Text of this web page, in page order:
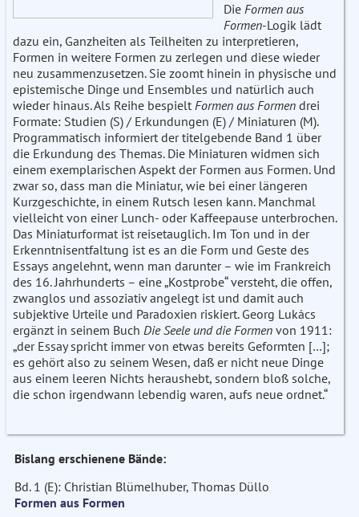
DieFormen aus
Formen-Logik lädt
dazu ein, Ganzheiten als Teilheiten zu interpretieren,
Formen in weitere Formen zu zerlegen und diese wieder
neu zusammenzusetzen. Sie zoomt hinein in physische und
epistemische Dinge und Ensembles und natürlich auch
wieder hinaus. Als Reihe bespielt Formen aus Formen drei
Formate: Studien (S) / Erkundungen (E) / Miniaturen (M).
Programmatisch informiert der titelgebende Band 1 über
die Erkundung des Themas. Die Miniaturen widmen sich
einem exemplarischen Aspekt der Formen aus Formen. Und
zwar so, dass man die Miniatur, wie bei einer längeren
Kurzgeschichte, in einem Rutsch lesen kann. Manchmal
vielleicht von einer Lunch- oder Kaffeepause unterbrochen.
Das Miniaturformat ist reisetauglich. Im Ton und in der
Erkenntnisentfaltung ist es an die Form und Geste des
Essays angelehnt, wenn man darunter – wie im Frankreich
des 16. Jahrhunderts – eine „Kostprobe“ versteht, die offen,
zwanglos und assoziativ angelegt ist und damit auch
subjektive Urteile und Paradoxien riskiert. Georg Lukács
ergänzt in seinem Buch Die Seele und die Formen von 1911:
„der Essay spricht immer von etwas bereits Geformten […];
es gehört also zu seinem Wesen, daß er nicht neue Dinge
aus einem leeren Nichts heraushebt, sondern bloß solche,
die schon irgendwann lebendig waren, aufs neue ordnet.“
Bislang erschienene Bände:
Bd. 1 (E): Christian Blümelhuber, Thomas Düllo
Formen aus Formen